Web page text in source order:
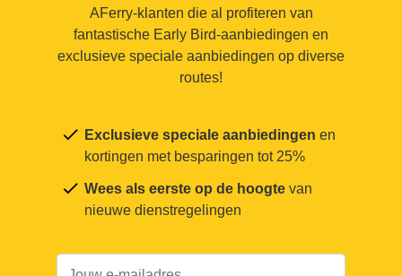
AFerry-klanten die al profiteren van
fantastische Early Bird-aanbiedingen en
exclusieve speciale aanbiedingen op diverse
routes!
Exclusieve speciale aanbiedingen en
kortingen met besparingen tot 25%
Wees als eerste op de hoogte van
nieuwe dienstregelingen